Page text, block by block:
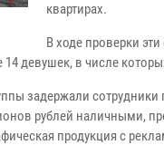
квартирах.
В ходе проверки
девушек, в числе
задержали
рублей наличными,
продукция с